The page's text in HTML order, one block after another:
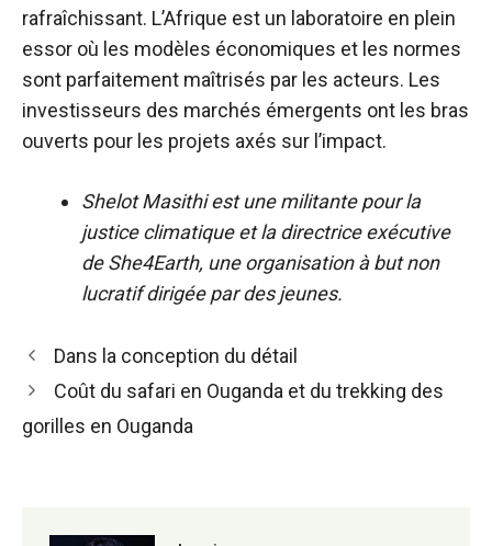
rafraîchissant. L’Afrique est un laboratoire en plein
essor où les modèles économiques et les normes
sont parfaitement maîtrisés par les acteurs. Les
investisseurs des marchés émergents ont les bras
ouverts pour les projets axés sur l’impact.
Shelot Masithi est une militante pour la
justice climatique et la directrice exécutive
de She4Earth, une organisation à but non
lucratif dirigée par des jeunes.
Navigation
des
Dans la conception du détail
Coût du safari en Ouganda et du trekking des
gorilles en Ouganda